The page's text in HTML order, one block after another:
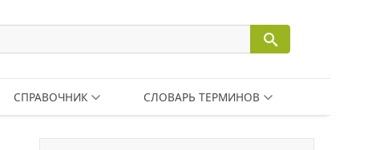
СПРАВОЧНИК СЛОВАРЬ ТЕРМИНОВ